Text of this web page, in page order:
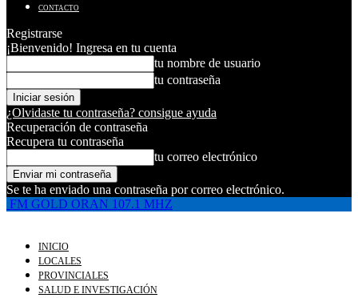
CONTACTO
Registrarse
¡Bienvenido! Ingresa en tu cuenta
tu nombre de usuario
tu contraseña
¿Olvidaste tu contraseña? consigue ayuda
Recuperación de contraseña
Recupera tu contraseña
tu correo electrónico
Se te ha enviado una contraseña por correo electrónico.
FM GOLD ORAN 107.1 MHZ
INICIO
LOCALES
PROVINCIALES
SALUD E INVESTIGACIÓN